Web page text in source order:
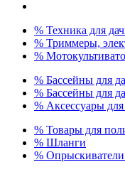
% Техника для
% Триммеры,
%
% Бассейны для
% Бассейны для
% Аксессуары для
% Товары для
% Шланги
%